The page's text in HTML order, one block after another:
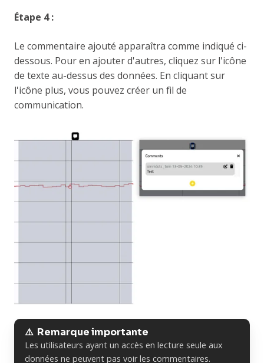
Étape 4 :
Le commentaire ajouté apparaîtra comme indiqué ci-
dessous. Pour en ajouter d'autres, cliquez sur l'icône
de texte au-dessus des données. En cliquant sur
l'icône plus, vous pouvez créer un fil de
communication.
⚠️ Remarque importante
Les utilisateurs ayant un accès en lecture seule aux
données ne peuvent pas voir les commentaires.